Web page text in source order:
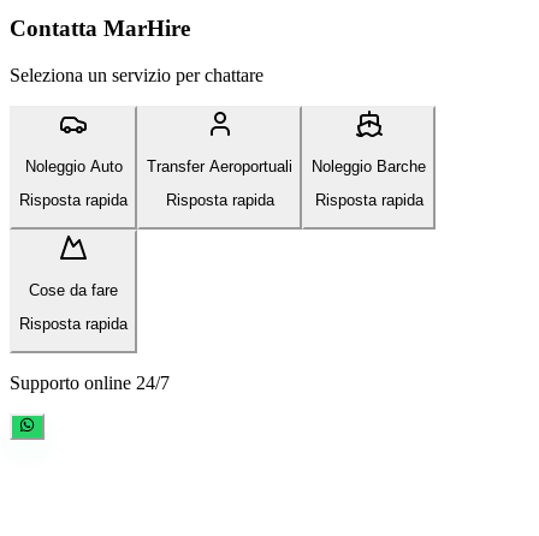
Contatta MarHire
Seleziona un servizio per chattare
Noleggio Auto
Risposta rapida
Transfer Aeroportuali
Risposta rapida
Noleggio Barche
Risposta rapida
Cose da fare
Risposta rapida
Supporto online 24/7